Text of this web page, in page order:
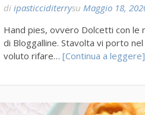
di ipasticciditerrysu Maggio 18,
Hand pies, ovvero Dolcetti con le
di Bloggalline. Stavolta vi porto
voluto rifare… [Continua a leggere]